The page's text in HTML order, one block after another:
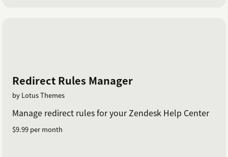
Redirect Rules Manager
by Lotus Themes
Manage redirect rules for your Zendesk Help Center
$9.99 per month